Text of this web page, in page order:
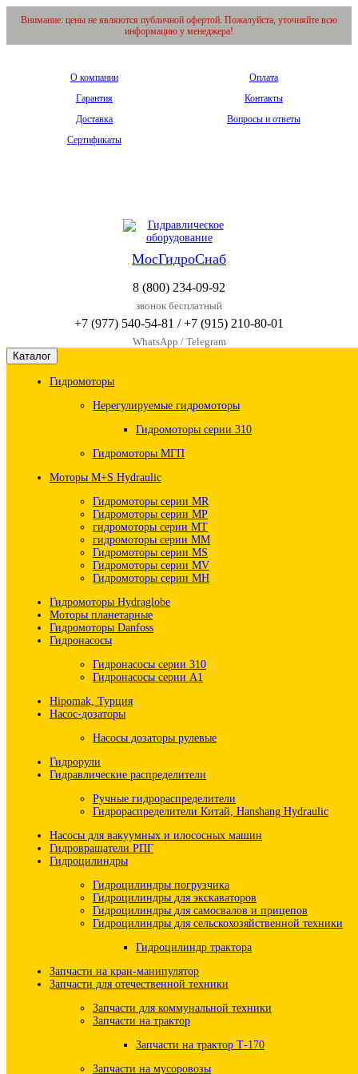
Внимание: цены не являются публичной офертой. Пожалуйста, уточняйте всю
информацию у менеджера!
О компании
Оплата
Гарантия
Контакты
Доставка
Вопросы и ответы
Сертификаты
МосГидроСнаб
8 (800) 234-09-92
звонок бесплатный
+7 (977) 540-54-81 / +7 (915) 210-80-01
WhatsApp / Telegram
Каталог
Гидромоторы
Нерегулируемые гидромоторы
Гидромоторы серии 310
Гидромоторы МГП
Моторы M+S Hydraulic
Гидромоторы серии MR
Гидромоторы серии MP
гидромоторы серии MT
гидромоторы серии MM
Гидромоторы серии MS
Гидромоторы серии MV
Гидромоторы серии MH
Гидромоторы Hydraglobe
Моторы планетарные
Гидромоторы Danfoss
Гидронасосы
Гидронасосы серии 310
Гидронасосы серии А1
Hipomak, Турция
Насос-дозаторы
Насосы дозаторы рулевые
Гидрорули
Гидравлические распределители
Ручные гидрораспределители
Гидрораспределители Китай, Hanshang Hydraulic
Насосы для вакуумных и илососных машин
Гидровращатели РПГ
Гидроцилиндры
Гидроцилиндры погрузчика
Гидроцилиндры для экскаваторов
Гидроцилиндры для самосвалов и прицепов
Гидроцилиндры для сельскохозяйственной техники
Гидроцилиндр трактора
Запчасти на кран-манипулятор
Запчасти для отечественной техники
Запчасти для коммунальной техники
Запчасти на трактор
Запчасти на трактор Т-170
Запчасти на мусоровозы